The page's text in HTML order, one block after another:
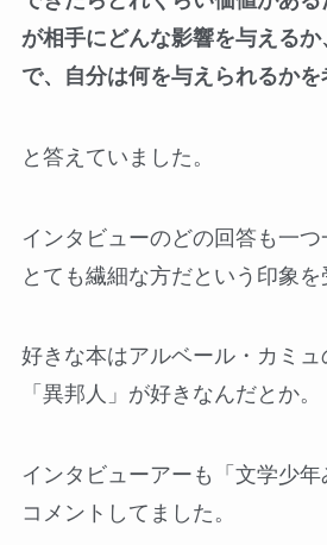
が相手にどんな影響を与える
で、自分は何を与えられるかを
と答えていました。
インタビューのどの回答も一つ
とても繊細な方だという印象を
好きな本はアルベール・カミュ
「異邦人」が好きなんだとか。
インタビューアーも「文学少年
コメントしてました。